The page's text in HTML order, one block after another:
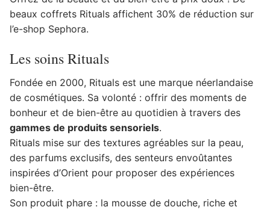
beaux coffrets Rituals affichent 30% de réduction sur
l’e-shop Sephora.
Les soins Rituals
Fondée en 2000, Rituals est une marque néerlandaise
de cosmétiques. Sa volonté : offrir des moments de
bonheur et de bien-être au quotidien à travers des
gammes de produits sensoriels.
Rituals mise sur des textures agréables sur la peau,
des parfums exclusifs, des senteurs envoûtantes
inspirées d’Orient pour proposer des expériences
bien-être.
Son produit phare : la mousse de douche, riche et